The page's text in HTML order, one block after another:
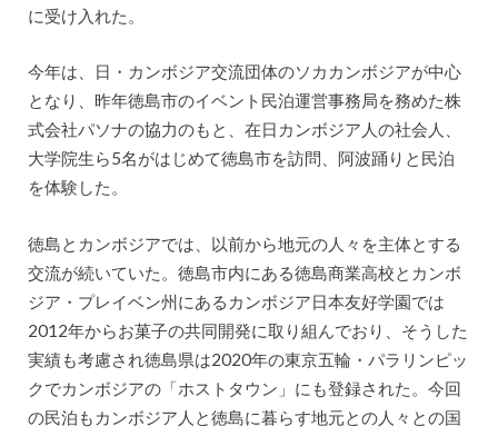
に受け入れた。
今年は、日・カンボジア交流団体のソカカンボジアが中心
となり、昨年徳島市のイベント民泊運営事務局を務めた株
式会社パソナの協力のもと、在日カンボジア人の社会人、
大学院生ら5名がはじめて徳島市を訪問、阿波踊りと民泊
を体験した。
徳島とカンボジアでは、以前から地元の人々を主体とする
交流が続いていた。徳島市内にある徳島商業高校とカンボ
ジア・プレイベン州にあるカンボジア日本友好学園では
2012年からお菓子の共同開発に取り組んでおり、そうした
実績も考慮され徳島県は2020年の東京五輪・パラリンピッ
クでカンボジアの「ホストタウン」にも登録された。今回
の民泊もカンボジア人と徳島に暮らす地元との人々との国